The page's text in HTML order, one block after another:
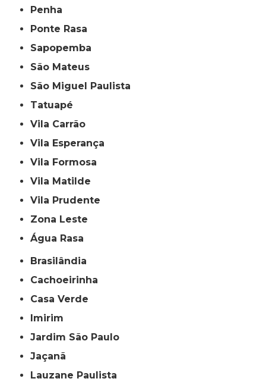
Penha
Ponte Rasa
Sapopemba
São Mateus
São Miguel Paulista
Tatuapé
Vila Carrão
Vila Esperança
Vila Formosa
Vila Matilde
Vila Prudente
Zona Leste
Água Rasa
Brasilândia
Cachoeirinha
Casa Verde
Imirim
Jardim São Paulo
Jaçanã
Lauzane Paulista